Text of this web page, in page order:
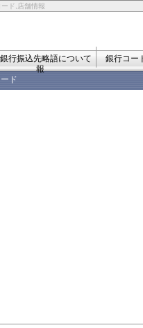
ド,店舗情報
銀行振込先略語について 銀行コー
報
ド